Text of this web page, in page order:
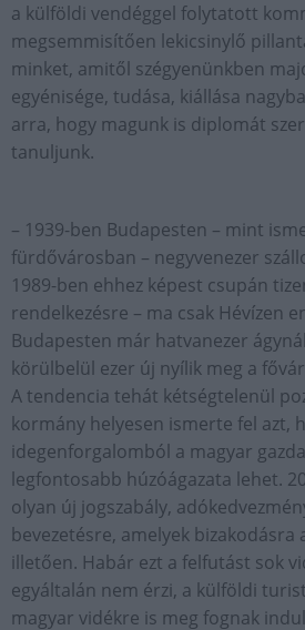
a külföldi vendéggel folytatott
megsemmisítően lekicsinylő
minket, amitől szégyenünkben
egyénisége, tudása, kiállása
arra, hogy magunk is diplomát
tanuljunk.
– 1939-ben Budapesten – mint
fürdővárosban – negyvenezer
1989-ben ehhez képest csupán
rendelkezésre – ma csak Hévízen
Budapesten már hatvanezer
körülbelül ezer új nyílik meg a
A tendencia tehát kétségtelenül
kormány helyesen ismerte fel azt,
idegenforgalomból a magyar
legfontosabb húzóágazata lehet.
olyan új jogszabály,
bevezetésre, amelyek bizakodásra
illetően. Habár ezt a felfutást sok
egyáltalán nem érzi, a külföldi
magyar vidékre is meg fognak